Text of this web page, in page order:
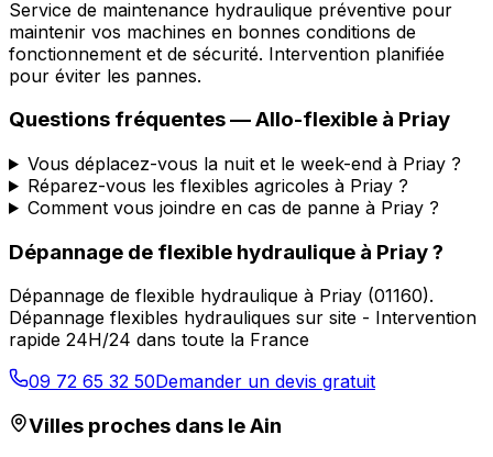
Service de maintenance hydraulique préventive pour
maintenir vos machines en bonnes conditions de
fonctionnement et de sécurité. Intervention planifiée
pour éviter les pannes.
Questions fréquentes —Allo-flexible à Priay
Vous déplacez-vous la nuit et le week-end à Priay ?
Réparez-vous les flexibles agricoles à Priay ?
Comment vous joindre en cas de panne à Priay ?
Dépannage de flexible hydraulique à Priay?
Dépannage de flexible hydraulique à Priay (01160).
Dépannage flexibles hydrauliques sur site - Intervention
rapide 24H/24 dans toute la France
09 72 65 32 50Demander un devis gratuit
Villes proches dans leAin